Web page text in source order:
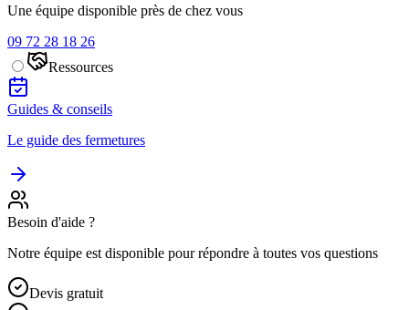
Une équipe disponible près de chez vous
09 72 28 18 26
Ressources
Guides & conseils
Le guide des fermetures
Besoin d'aide ?
Notre équipe est disponible pour répondre à toutes vos questions
Devis gratuit